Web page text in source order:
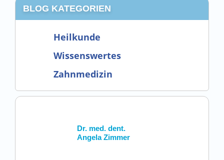
BLOG KATEGORIEN
Heilkunde
Wissenswertes
Zahnmedizin
Dr. med. dent.
Angela Zimmer